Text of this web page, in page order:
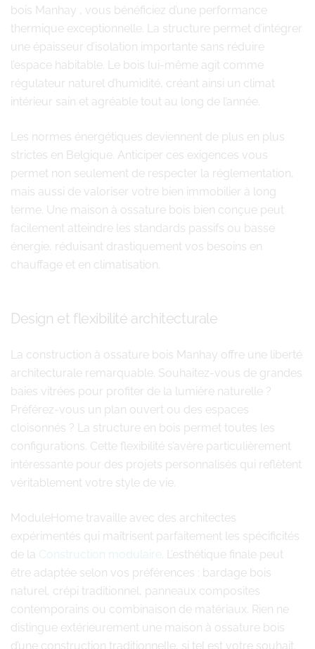
bois Manhay , vous bénéficiez d’une performance
thermique exceptionnelle. La structure permet d’intégrer
une épaisseur d’isolation importante sans réduire
l’espace habitable. Le bois lui-même agit comme
régulateur naturel d’humidité, créant ainsi un climat
intérieur sain et agréable tout au long de l’année.
Les normes énergétiques deviennent de plus en plus
strictes en Belgique. Anticiper ces exigences vous
permet non seulement de respecter la réglementation,
mais aussi de valoriser votre bien immobilier à long
terme. Une maison à ossature bois bien conçue peut
facilement atteindre les standards passifs ou basse
énergie, réduisant drastiquement vos besoins en
chauffage et en climatisation.
Design et flexibilité architecturale
La construction à ossature bois Manhay offre une liberté
architecturale remarquable. Souhaitez-vous de grandes
baies vitrées pour profiter de la lumière naturelle ?
Préférez-vous un plan ouvert ou des espaces
cloisonnés ? La structure en bois permet toutes les
configurations. Cette flexibilité s’avère particulièrement
intéressante pour des projets personnalisés qui reflètent
véritablement votre style de vie.
ModuleHome travaille avec des architectes
expérimentés qui maîtrisent parfaitement les spécificités
de la Construction modulaire. L’esthétique finale peut
être adaptée selon vos préférences : bardage bois
naturel, crépi traditionnel, panneaux composites
contemporains ou combinaison de matériaux. Rien ne
distingue extérieurement une maison à ossature bois
d’une construction traditionnelle, si tel est votre souhait.